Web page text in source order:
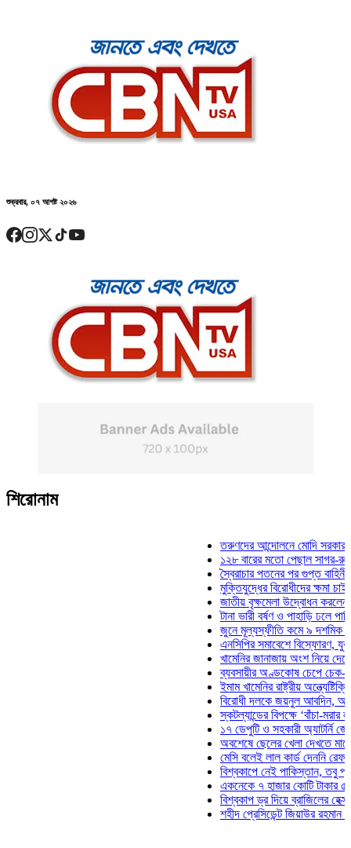
শুক্রবার, ০৭ আগষ্ট ২০২৬
শিরোনাম
তরুণদের আন্দোলনে মোদি সরকার দুর্বল
১২৮ বারের মতো পেছাল সাগর-রুনি
স্বৈরাচার পতনের পর গুপ্ত বাহিনীর
মুক্তিযুদ্ধের বিরোধীদের ক্ষমা চাইতে
জাতীয় বৃক্ষমেলা উদ্বোধন করলেন
টানা ভারী বর্ষণ ও পাহাড়ি ঢলে পানিবন্দি
জুনে মূল্যস্ফীতি কমে ৯ দশমিক ১৬
এনসিপির সমাবেশে বিস্ফোরণ,
খামেনির জানাজায় অংশ নিয়ে দেশে
ব্যবসায়ীর অণ্ডকোষ চেপে চেক-
ইমাম খামেনির রাষ্ট্রীয়
বিরোধী দলকে জয়নুল আবদিন, আপনারা
স্কটল্যান্ডের বিপক্ষে ‘বাঁচা-মরার
১৭ ডেপুটি ও সহকারী অ্যাটর্নি
অবশেষে ছেলের খেলা দেখতে মাঠে
মেসি বলেই লাল কার্ড দেননি রেফারি!
বিশ্বকাপে নেই পাকিস্তান, তবু
একনেকে ৭ হাজার কোটি টাকার ৫
বিশ্বকাপ ড্র দিয়ে ব্রাজিলের হেক্সা
শহীদ প্রেসিডেন্ট জিয়াউর রহমান